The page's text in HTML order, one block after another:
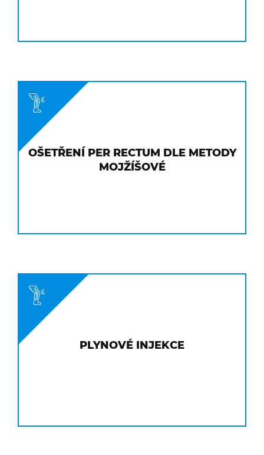
OŠETŘENÍ PER RECTUM DLE METODY
MOJŽÍŠOVÉ
PLYNOVÉ INJEKCE